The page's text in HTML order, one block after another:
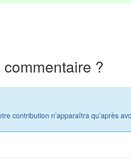
?
contribution n’apparaîtra qu’après